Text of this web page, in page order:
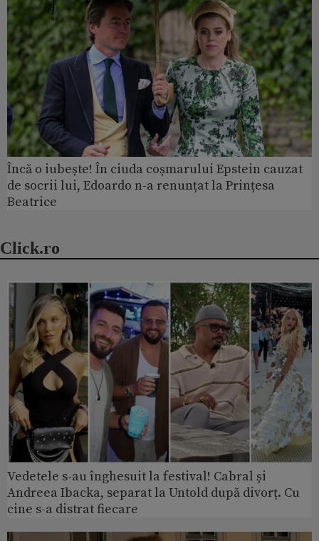
Încă o iubește! În ciuda coșmarului Epstein cauzat
de socrii lui, Edoardo n-a renunțat la Prințesa
Beatrice
Click.ro
Vedetele s-au înghesuit la festival! Cabral și
Andreea Ibacka, separat la Untold după divorț. Cu
cine s-a distrat fiecare